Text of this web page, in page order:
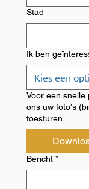
Stad
Ik ben
Voor een snelle
ons uw foto's
toesturen.
Bericht *